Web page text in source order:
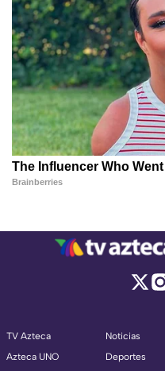
TV Azteca
Azteca UNO
Noticias
Deportes